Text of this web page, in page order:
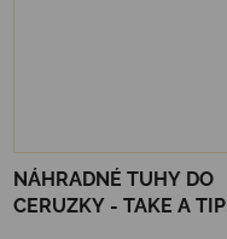
NÁHRADNÉ TUHY DO
CERUZKY - TAKE A TIP